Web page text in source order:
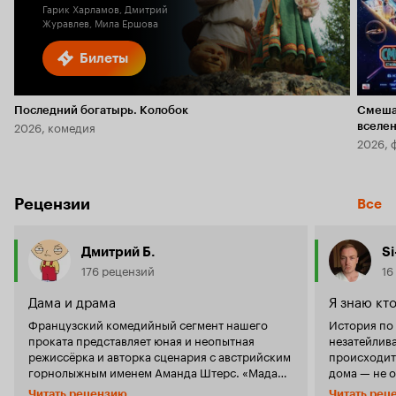
Билеты
Гарик Харламов, Дмитрий
Журавлев, Мила Ершова
Последний богатырь. Колобок
2026, комедия
2026,
Рецензии Все
Дмитрий Б.
176 рецензий
Дама и драма
Французский комедийный сегмент нашего
проката представляет юная и неопытная
режиссёрка и авторка сценария с австрийским
горнолыжным именем Аманда Штерс. «Мадам»
– всего лишь второй фильм 39-летней мадам.
Я знаю
История по
дома — не